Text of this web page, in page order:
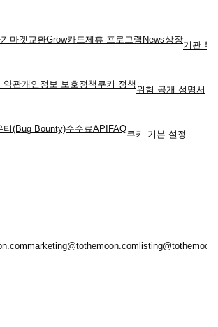
마켓 교환Grow카드제휴 프로그램 News상장
기관 투
약관개인정보 보호정책 쿠키 정책
위험 공개 성명서
티(Bug Bounty)수수료API FAQ
쿠키 기본 설정
marketing@tothemoon.com